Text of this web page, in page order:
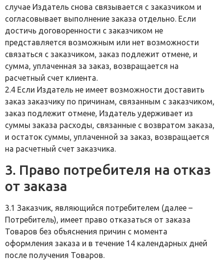
случае Издатель снова связывается с заказчиком и
согласовывает выполнение заказа отдельно. Если
достичь договоренности с заказчиком не
представляется возможным или нет возможности
связаться с заказчиком, заказ подлежит отмене, и
сумма, уплаченная за заказ, возвращается на
расчетный счет клиента.
2.4 Если Издатель не имеет возможности доставить
заказ заказчику по причинам, связанным с заказчиком,
заказ подлежит отмене, Издатель удерживает из
суммы заказа расходы, связанные с возвратом заказа,
и остаток суммы, уплаченной за заказ, возвращается
на расчетный счет заказчика.
3. Право потребителя на отказ
от заказа
3.1 Заказчик, являющийся потребителем (далее –
Потребитель), имеет право отказаться от заказа
Товаров без объяснения причин с момента
оформления заказа и в течение 14 календарных дней
после получения Товаров.